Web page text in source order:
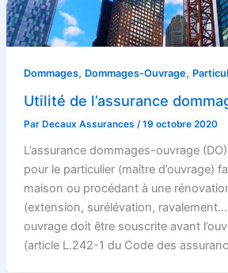
Dommages, Dommages-Ouvrage,
Utilité de l’assurance
Par Decaux Assurances /19 octobre 2020
L’assurance dommages-ouvrage
pour le particulier (maître d’ouvrage)
maison ou procédant à une
(extension, surélévation,
ouvrage doit être souscrite avant
(article L.242-1 du Code des